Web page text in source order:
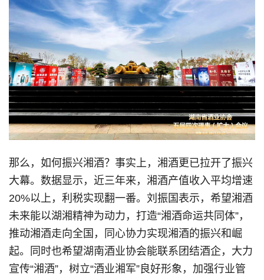
那么，如何振兴湘酒？事实上，湘酒更已拉开了振兴
大幕。数据显示，近三年来，湘酒产值收入平均增速
20%以上，利税实现翻一番。刘振国表示，希望湘酒
未来能以湖湘精神为动力，打造“湘酒命运共同体”，
推动湘酒走向全国，同心协力实现湘酒的振兴和崛
起。同时也希望湖南酒业协会能联系团结酒企，大力
宣传“湘酒”，树立“酒业湘军”良好形象，加强行业管